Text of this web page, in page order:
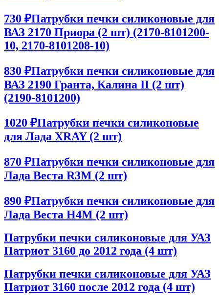
730 ₽Патрубки печки силиконовые для
ВАЗ 2170 Приора (2 шт) (2170-8101200-
10, 2170-8101208-10)
830 ₽Патрубки печки силиконовые для
ВАЗ 2190 Гранта, Калина II (2 шт)
(2190-8101200)
1020 ₽Патрубки печки силиконовые
для Лада XRAY (2 шт)
870 ₽Патрубки печки силиконовые для
Лада Веста R3M (2 шт)
890 ₽Патрубки печки силиконовые для
Лада Веста Н4М (2 шт)
Патрубки печки силиконовые для УАЗ
Патриот 3160 до 2012 года (4 шт)
Патрубки печки силиконовые для УАЗ
Патриот 3160 после 2012 года (4 шт)